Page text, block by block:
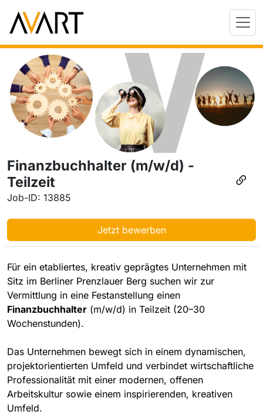
Finanzbuchhalter (m/w/d) -
Teilzeit
Job-ID: 13885
Jetzt bewerben
Für ein etabliertes, kreativ geprägtes Unternehmen mit
Sitz im Berliner Prenzlauer Berg suchen wir zur
Vermittlung in eine Festanstellung einen
Finanzbuchhalter (m/w/d) in Teilzeit (20–30
Wochenstunden).
Das Unternehmen bewegt sich in einem dynamischen,
projektorientierten Umfeld und verbindet wirtschaftliche
Professionalität mit einer modernen, offenen
Arbeitskultur sowie einem inspirierenden, kreativen
Umfeld.